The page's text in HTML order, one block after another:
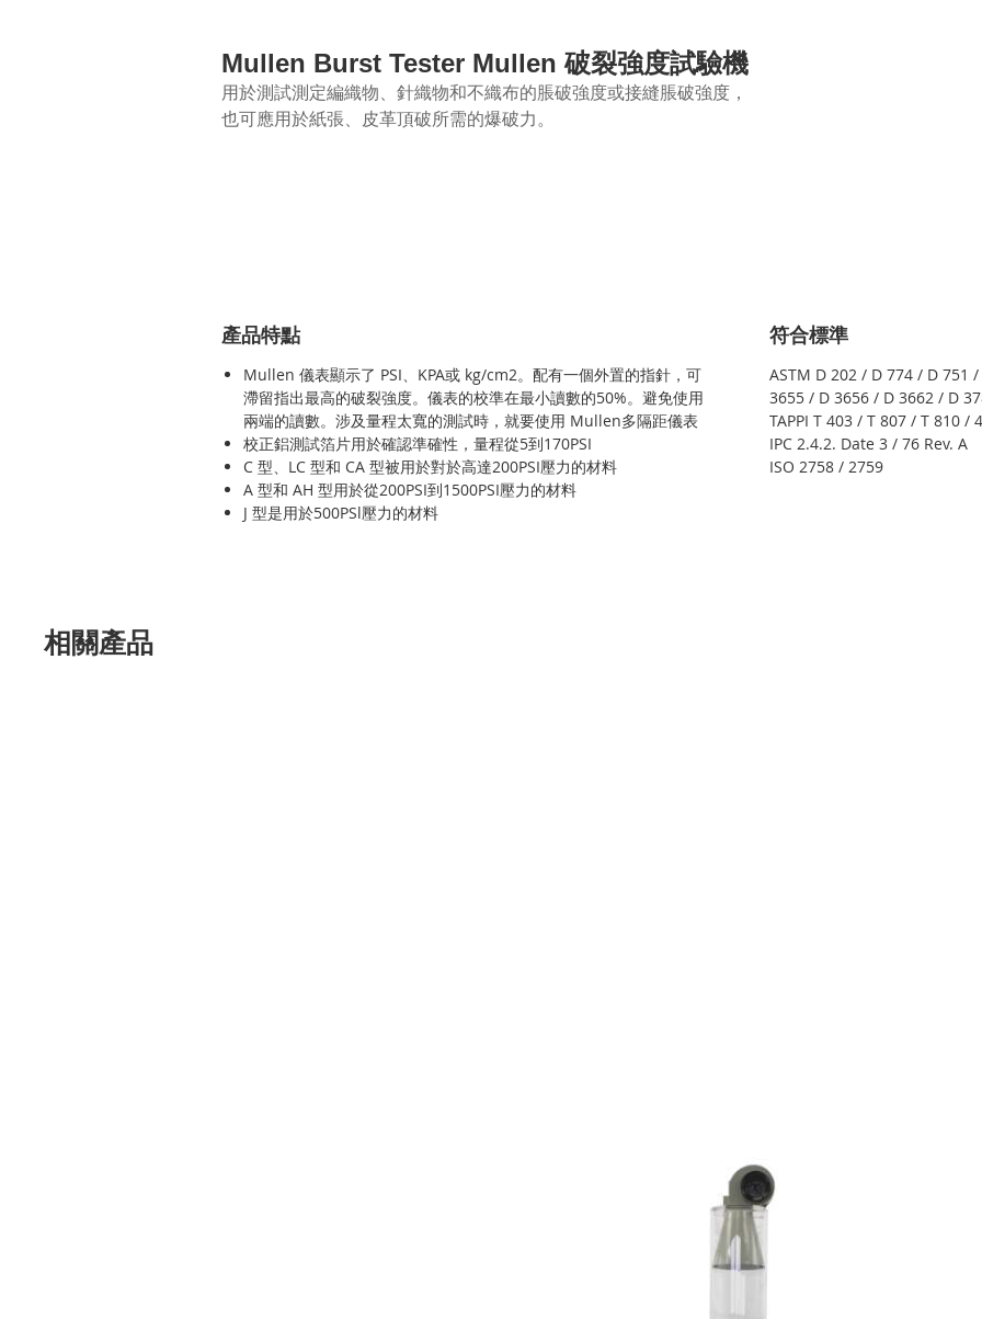
Mullen Burst Tester Mullen 破裂強度試驗機
用於測試測定編織物、針織物和不織布的脹破強度或接縫脹破強度，
也可應用於紙張、皮革頂破所需的爆破力。
產品特點
Mullen 儀表顯示了 PSI、KPA或 kg/cm2。配有一個外置的指針，可
滯留指出最高的破裂強度。儀表的校準在最小讀數的50%。避免使用
兩端的讀數。涉及量程太寬的測試時，就要使用 Mullen多隔距儀表
校正鋁測試箔片用於確認準確性，量程從5到170PSI
C 型、LC 型和 CA 型被用於對於高達200PSI壓力的材料
A 型和 AH 型用於從200PSI到1500PSI壓力的材料
J 型是用於500PSl壓力的材料
符合標準
ASTM D 202 / D 774 / D 751
3655 / D 3656 / D 3662 / D
TAPPI T 403 / T 807 / T 810 /
IPC 2.4.2. Date 3 / 76 Rev. A
ISO 2758 / 2759
相關產品